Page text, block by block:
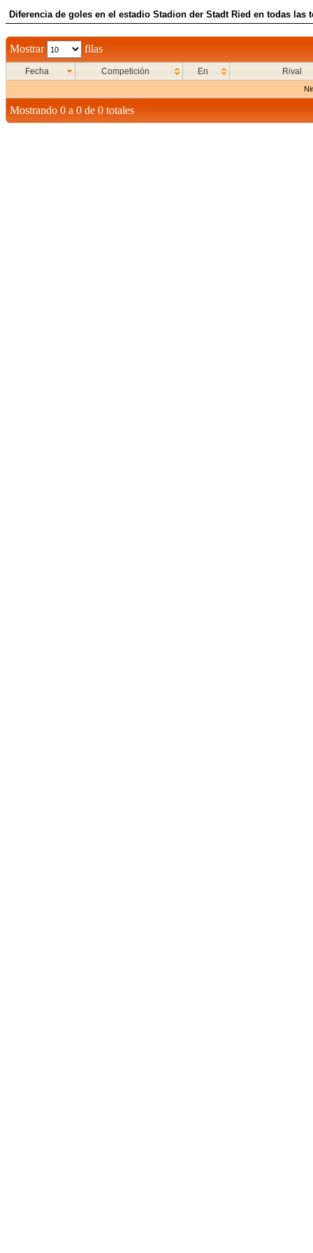
Diferencia de goles en el estadio Stadion der Stadt Ried en todas las
Mostrar filas
Fecha Competición En Rival
Mostrando 0 a 0 de 0 totales